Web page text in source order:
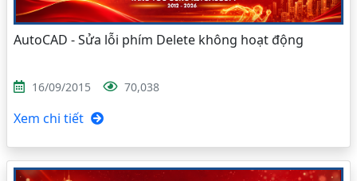
AutoCAD - Sửa lỗi phím Delete không hoạt động
16/09/2015 70,038
Xem chi tiết